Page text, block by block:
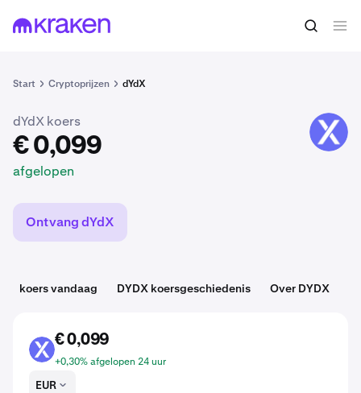
Start Cryptoprijzen dYdX
€ 0,099 DYDX kopen
dYdX koers
€ 0,099
afgelopen
DYDX
Ontvang dYdX
koers vandaag DYDX koersgeschiedenis Over DYDX
DYDX
€ 0,099
+0,30% afgelopen 24 uur
EUR